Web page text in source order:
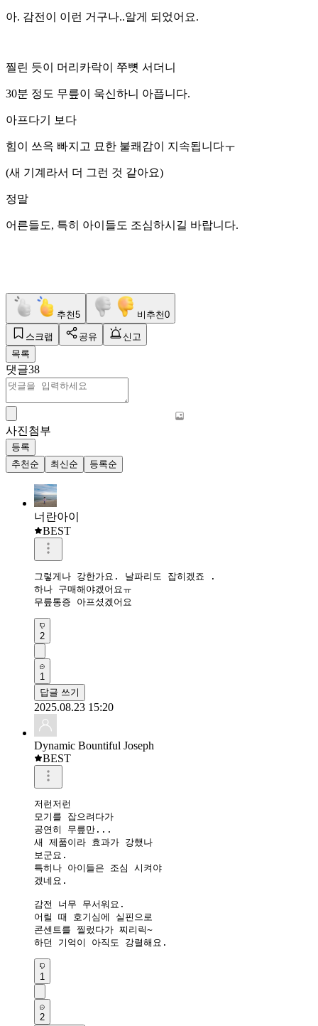
아. 감전이 이런 거구나..알게 되었어요.
찔린 듯이 머리카락이 쭈뼛 서더니
30분 정도 무릎이 욱신하니 아픕니다.
아프다기 보다
힘이 쓰윽 빠지고 묘한 불쾌감이 지속됩니다ㅜ
(새 기계라서 더 그런 것 같아요)
정말
어른들도, 특히 아이들도 조심하시길 바랍니다.
추천5 비추천0
스크랩 공유
신고
목록
댓글38
사진첨부
등록
추천순
최신순 등록순
너란아이
BEST
그렇게나 강한가요. 날파리도 잡히겠죠 .
하나 구매해야겠어요ㅠ
무릎통증 아프셨겠어요
2
1
답글 쓰기
2025.08.23 15:20
Dynamic Bountiful Joseph
BEST
저런저런
모기를 잡으려다가
공연히 무릎만...
새 제품이라 효과가 강했나
보군요.
특히나 아이들은 조심 시켜야
겠네요.
감전 너무 무서워요.
어릴 때 호기심에 실핀으로
콘센트를 찔렀다가 찌리릭~
하던 기억이 아직도 강렬해요.
1
2